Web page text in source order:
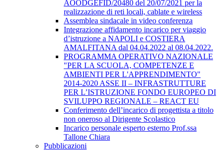
AOODGEFID/20480 del 20/07/2021 per la
realizzazione di reti locali, cablate e wireless
Assemblea sindacale in video conferenza
Integrazione affidamento incarico per viaggio
d’istruzione a NAPOLI e COSTIERA
AMALFITANA dal 04.04.2022 al 08.04.2022.
PROGRAMMA OPERATIVO NAZIONALE
"PER LA SCUOLA, COMPETENZE E
AMBIENTI PER L'APPRENDIMENTO"
2014-2020 ASSE II – INFRASTRUTTURE
PER L’ISTRUZIONE FONDO EUROPEO DI
SVILUPPO REGIONALE – REACT EU
Conferimento dell’incarico di progettista a titolo
non oneroso al Dirigente Scolastico
Incarico personale esperto esterno Prof.ssa
Tallone Chiara
Pubblicazioni